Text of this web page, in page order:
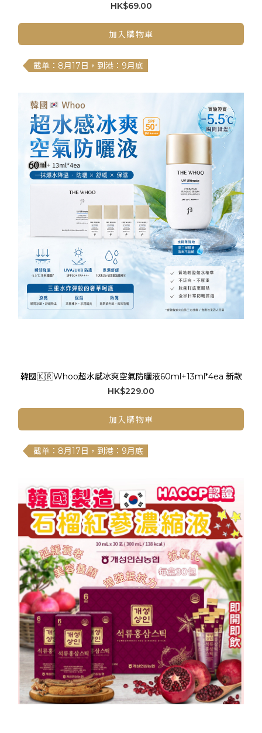
HK$69.00
加入購物車
截单：8月17日，到港：9月底
韓國🇰🇷Whoo超水感冰爽空氣防曬液60ml+13ml*4ea 新款
HK$229.00
加入購物車
截单：8月17日，到港：9月底